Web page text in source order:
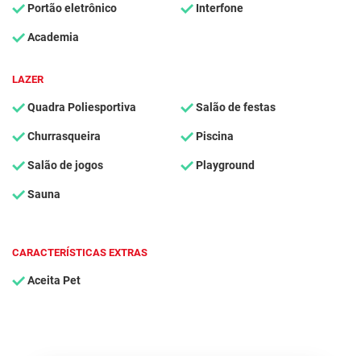
Portão eletrônico Interfone
Academia
LAZER
Quadra Poliesportiva Salão de festas
Churrasqueira Piscina
Salão de jogos Playground
Sauna
CARACTERÍSTICAS EXTRAS
Aceita Pet